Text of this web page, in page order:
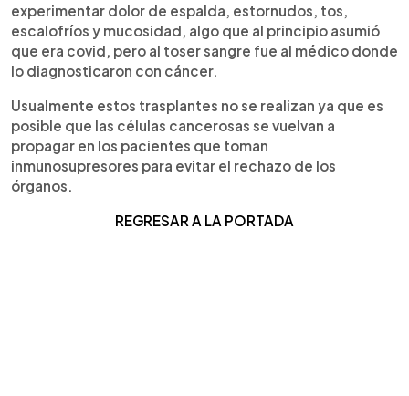
experimentar dolor de espalda, estornudos, tos,
escalofríos y mucosidad, algo que al principio asumió
que era covid, pero al toser sangre fue al médico donde
lo diagnosticaron con cáncer.
Usualmente estos trasplantes no se realizan ya que es
posible que las células cancerosas se vuelvan a
propagar en los pacientes que toman
inmunosupresores para evitar el rechazo de los
órganos.
REGRESAR A LA PORTADA